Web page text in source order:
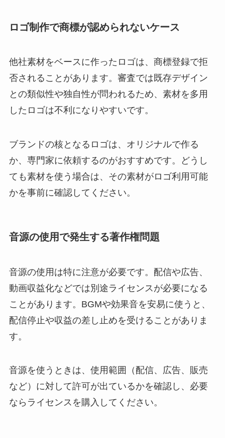
ロゴ制作で商標が認められないケース
他社素材をベースに作ったロゴは、商標登録で拒
否されることがあります。審査では既存デザイン
との類似性や独自性が問われるため、素材を多用
したロゴは不利になりやすいです。
ブランドの核となるロゴは、オリジナルで作る
か、専門家に依頼するのがおすすめです。どうし
ても素材を使う場合は、その素材がロゴ利用可能
かを事前に確認してください。
音源の使用で発生する著作権問題
音源の使用は特に注意が必要です。配信や広告、
動画収益化などでは別途ライセンスが必要になる
ことがあります。BGMや効果音を安易に使うと、
配信停止や収益の差し止めを受けることがありま
す。
音源を使うときは、使用範囲（配信、広告、販売
など）に対して許可が出ているかを確認し、必要
ならライセンスを購入してください。